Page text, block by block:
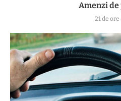
Amenzi de
21 de ore